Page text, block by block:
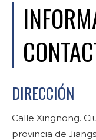
DIRECCIÓN
Calle Xingnong.
provincia de